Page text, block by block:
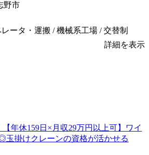
野市
ータ・運搬 / 機械系工場 / 交替制
詳細を表示